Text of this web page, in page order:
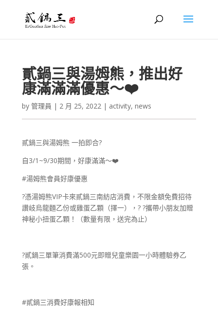
貳鍋三與湯姆熊，推出好
康滿滿滿優惠～❤️
by 管理員 | 2 月 25, 2022| activity, news
貳鍋三與湯姆熊 一拍即合?
自3/1~9/30期間，好康滿滿～❤️
#湯姆熊會員好康優惠
?憑湯姆熊VIP卡來貳鍋三南紡店消費，不限金額免費招待
讚岐烏龍麵乙份或雞蛋乙顆（擇一），? ?攜帶小朋友加贈
神秘小扭蛋乙顆！（數量有限，送完為止）
?貳鍋三單筆消費滿500元即贈兒童樂園一小時體驗券乙
張。
#貳鍋三消費好康報相知